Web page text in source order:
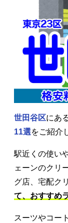
世田谷区にあ
11選をご紹介
駅近くの使い
ェーンのクリ
グ店、宅配ク
て、おすすめ
スーツやコー